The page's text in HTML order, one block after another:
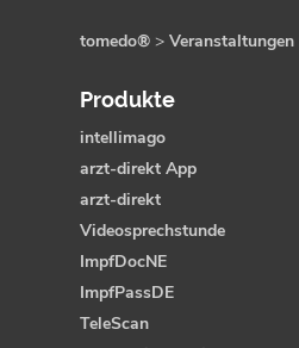
tomedo® >Veranstaltungen
Produkte
intellimago
arzt-direkt App
arzt-direkt
Videosprechstunde
ImpfDocNE
ImpfPassDE
TeleScan